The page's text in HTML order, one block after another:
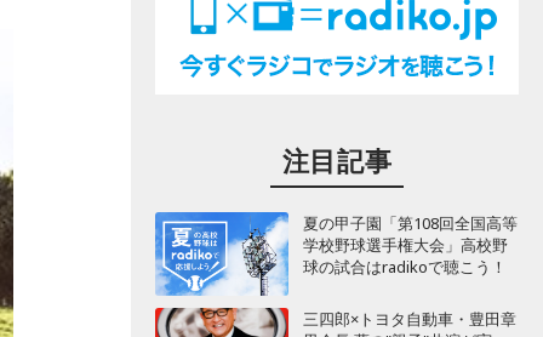
注目記事
夏の甲子園「第108回全国高等
学校野球選手権大会」高校野
球の試合はradikoで聴こう！
三四郎×トヨタ自動車・豊田章